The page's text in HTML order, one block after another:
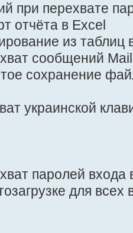
при перехвате
отчёта в Excel
из таблиц
сообщений
сохранение
украинской
паролей входа
для всех